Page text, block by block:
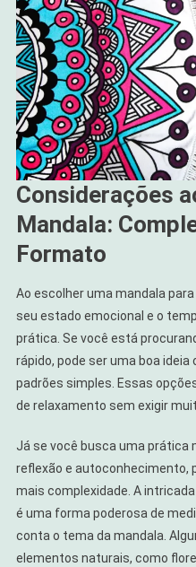
Considerações
Mandala:
Formato
Ao escolher uma mandala
seu estado emocional e o
prática. Se você está
rápido, pode ser uma boa
padrões simples. Essas
de relaxamento sem exigir
Já se você busca uma prática
reflexão e autoconhecimento,
mais complexidade. A
é uma forma poderosa de
conta o tema da mandala.
elementos naturais, como